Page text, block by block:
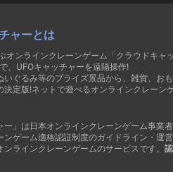
ャーとは
オンラインクレーンゲーム「クラウドキャ
、UFOキャッチャーを遠隔操作!
いぐるみ等のプライズ景品から、雑貨、お
決定版!ネットで遊べるオンラインクレーン
ー」は日本オンラインクレーンゲーム事業
ンゲーム適格認証制度のガイドライン・運
ラインクレーンゲームのサービスです。